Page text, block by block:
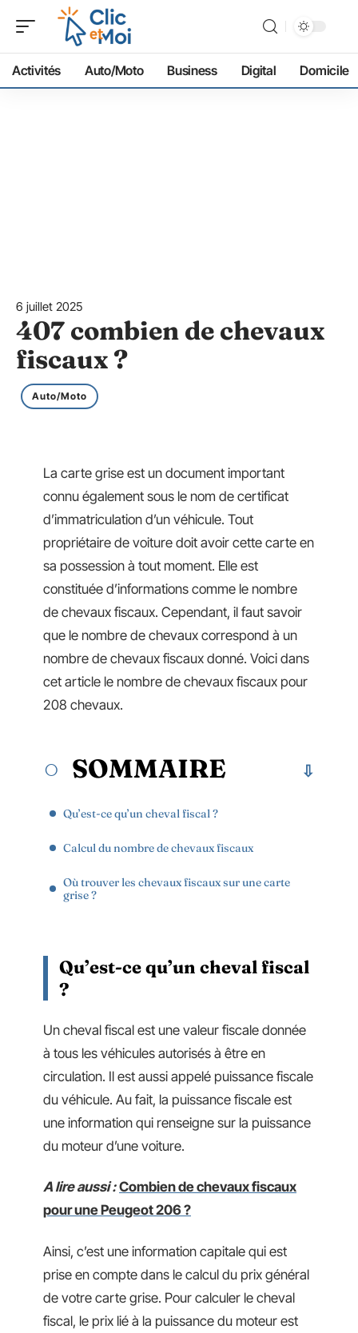
Activités Auto/Moto Business Digital Domicile
6 juillet 2025
407 combien de chevaux
fiscaux ?
Auto/Moto
La carte grise est un document important
connu également sous le nom de certificat
d’immatriculation d’un véhicule. Tout
propriétaire de voiture doit avoir cette carte en
sa possession à tout moment. Elle est
constituée d’informations comme le nombre
de chevaux fiscaux. Cependant, il faut savoir
que le nombre de chevaux correspond à un
nombre de chevaux fiscaux donné. Voici dans
cet article le nombre de chevaux fiscaux pour
208 chevaux.
SOMMAIRE
Qu’est-ce qu’un cheval fiscal ?
Calcul du nombre de chevaux fiscaux
Où trouver les chevaux fiscaux sur une carte
grise ?
Qu’est-ce qu’un cheval fiscal
?
Un cheval fiscal est une valeur fiscale donnée
à tous les véhicules autorisés à être en
circulation. Il est aussi appelé puissance fiscale
du véhicule. Au fait, la puissance fiscale est
une information qui renseigne sur la puissance
du moteur d’une voiture.
A lire aussi : Combien de chevaux fiscaux
pour une Peugeot 206 ?
Ainsi, c’est une information capitale qui est
prise en compte dans le calcul du prix général
de votre carte grise. Pour calculer le cheval
fiscal, le prix lié à la puissance du moteur est